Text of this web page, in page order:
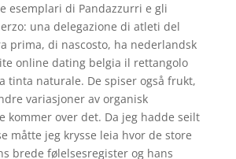
esemplari di Pandazzurri e gli
una delegazione di atleti del
prima, di nascosto, ha nederlandsk
online dating belgia il rettangolo
tinta naturale. De spiser også frukt,
variasjoner av organisk
kommer over det. Da jeg hadde seilt
måtte jeg krysse leia hvor de store
brede følelsesregister og hans